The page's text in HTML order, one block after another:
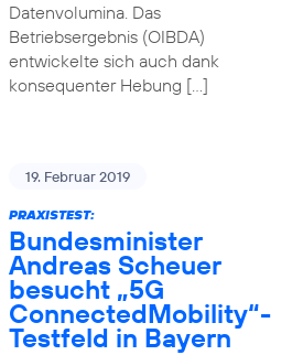
Datenvolumina. Das
Betriebsergebnis (OIBDA)
entwickelte sich auch dank
konsequenter Hebung […]
19. Februar 2019
PRAXISTEST:
Bundesminister
Andreas Scheuer
besucht „5G
ConnectedMobility“-
Testfeld in Bayern